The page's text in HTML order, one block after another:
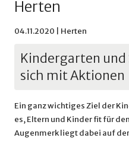
Herten
04.11.2020 | Herten
Kindergarten
sich mit Aktionen
Ein ganz wichtiges Ziel der
es, Eltern und Kinder fit für
Augenmerk liegt dabei auf